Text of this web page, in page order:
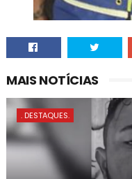
MAIS NOTÍCIAS
. DESTAQUES.